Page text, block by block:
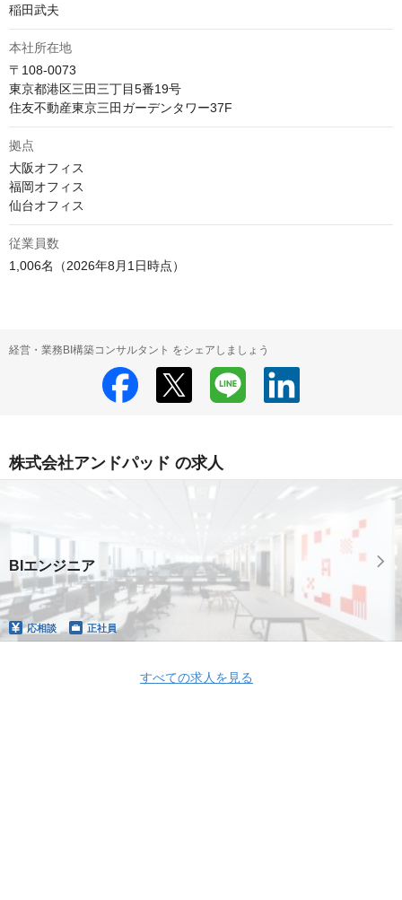
稲田武夫
本社所在地
〒108-0073
東京都港区三田三丁目5番19号
住友不動産東京三田ガーデンタワー37F
拠点
大阪オフィス
福岡オフィス
仙台オフィス
従業員数
1,006名（2026年8月1日時点）
経営・業務BI構築コンサルタント をシェアしましょう
株式会社アンドパッド の求人
BIエンジニア
応相談 正社員
すべての求人を見る